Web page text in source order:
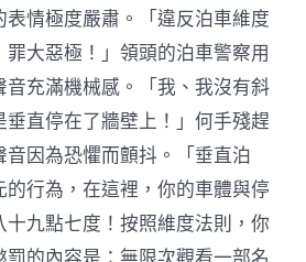
情極度嚴肅。「違反泊車維度
大惡極！」領頭的泊車警察用
充滿機械感。「我、我沒有斜
垂直停在了牆壁上！」何手殘趕
因為恐懼而顫抖。「垂直泊
行為，在這裡，你的車體與停
九點七度！按照維度法則，你